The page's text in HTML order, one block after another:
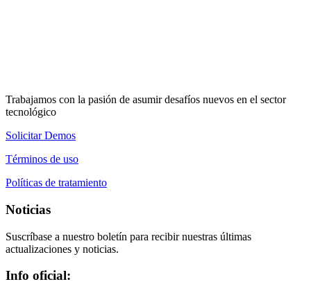
Trabajamos con la pasión de asumir desafíos nuevos en el sector
tecnológico
Solicitar Demos
Términos de uso
Políticas de tratamiento
Noticias
Suscríbase a nuestro boletín para recibir nuestras últimas
actualizaciones y noticias.
Info oficial: